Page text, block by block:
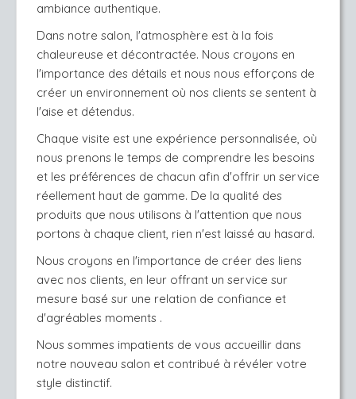
ambiance authentique.
Dans notre salon, l'atmosphère est à la fois
chaleureuse et décontractée. Nous croyons en
l'importance des détails et nous nous efforçons de
créer un environnement où nos clients se sentent à
l'aise et détendus.
Chaque visite est une expérience personnalisée, où
nous prenons le temps de comprendre les besoins
et les préférences de chacun afin d'offrir un service
réellement haut de gamme. De la qualité des
produits que nous utilisons à l'attention que nous
portons à chaque client, rien n'est laissé au hasard.
Nous croyons en l'importance de créer des liens
avec nos clients, en leur offrant un service sur
mesure basé sur une relation de confiance et
d'agréables moments .
Nous sommes impatients de vous accueillir dans
notre nouveau salon et contribué à révéler votre
style distinctif.